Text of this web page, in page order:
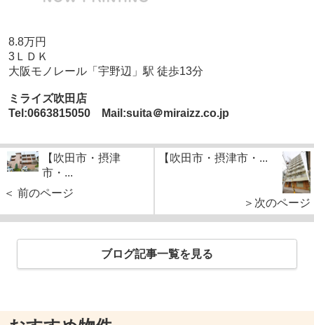
8.8万円
3ＬＤＫ
大阪モノレール「宇野辺」駅 徒歩13分
ミライズ吹田店
Tel:0663815050 Mail:suita＠miraizz.co.jp
【吹田市・摂津
市・...
＜ 前のページ
【吹田市・摂津市・...
＞次のページ
ブログ記事一覧を見る